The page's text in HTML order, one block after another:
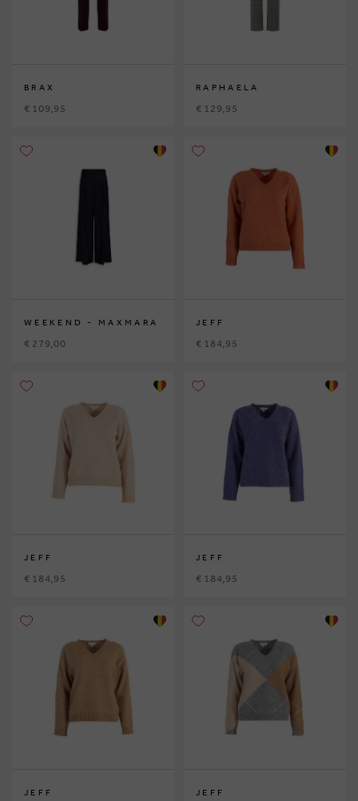
BRAX
€ 109,95
RAPHAELA
€ 129,95
WEEKEND - MAXMARA
€ 279,00
JEFF
€ 184,95
JEFF
€ 184,95
JEFF
€ 184,95
JEFF JEFF